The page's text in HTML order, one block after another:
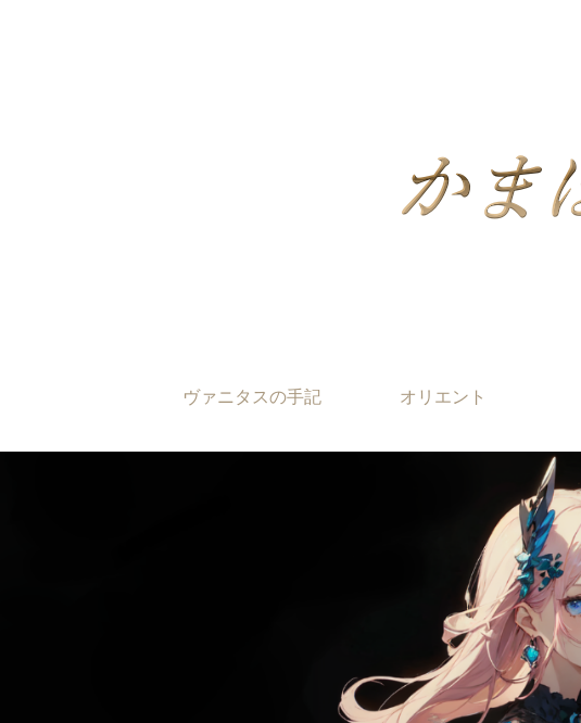
ヴァニタスの手記 オリエント